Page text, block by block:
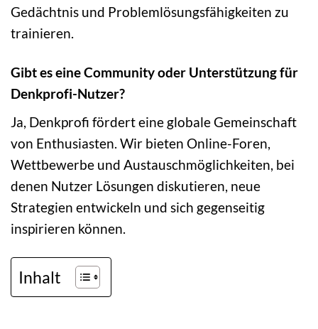
Gedächtnis und Problemlösungsfähigkeiten zu
trainieren.
Gibt es eine Community oder Unterstützung für
Denkprofi-Nutzer?
Ja, Denkprofi fördert eine globale Gemeinschaft
von Enthusiasten. Wir bieten Online-Foren,
Wettbewerbe und Austauschmöglichkeiten, bei
denen Nutzer Lösungen diskutieren, neue
Strategien entwickeln und sich gegenseitig
inspirieren können.
Inhalt